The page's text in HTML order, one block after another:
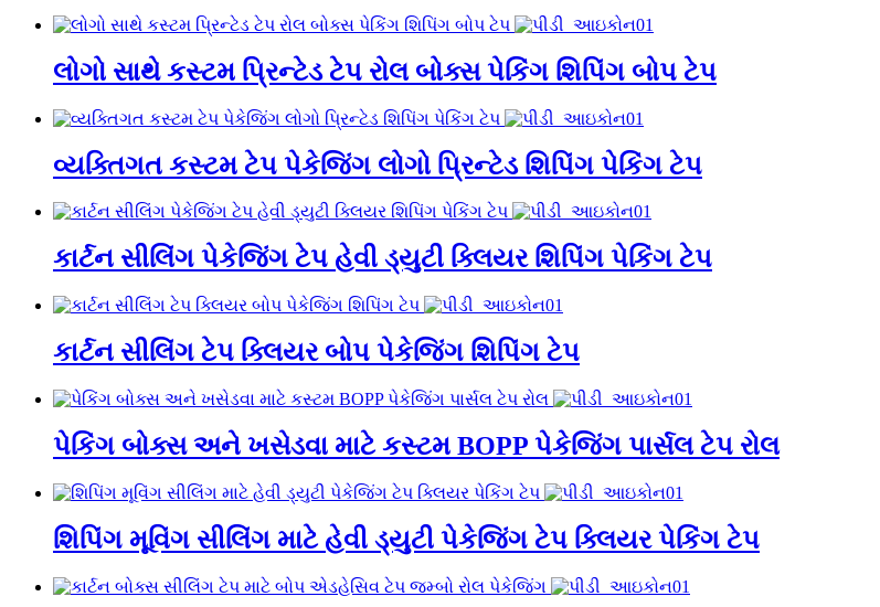
લોગો સાથે કસ્ટમ પ્રિન્ટેડ ટેપ રોલ બોક્સ પેકિંગ શિપિંગ બોપ ટેપ
વ્યક્તિગત કસ્ટમ ટેપ પેકેજિંગ લોગો પ્રિન્ટેડ શિપિંગ પેકિંગ ટેપ
કાર્ટન સીલિંગ પેકેજિંગ ટેપ હેવી ડ્યુટી ક્લિયર શિપિંગ પેકિંગ ટેપ
કાર્ટન સીલિંગ ટેપ ક્લિયર બોપ પેકેજિંગ શિપિંગ ટેપ
પેકિંગ બોક્સ અને ખસેડવા માટે કસ્ટમ BOPP પેકેજિંગ પાર્સલ ટેપ રોલ
શિપિંગ મૂવિંગ સીલિંગ માટે હેવી ડ્યુટી પેકેજિંગ ટેપ ક્લિયર પેકિંગ ટેપ